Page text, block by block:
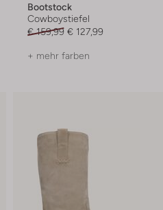
Bootstock
Cowboystiefel
€ 159,99 € 127,99
+ mehr farben